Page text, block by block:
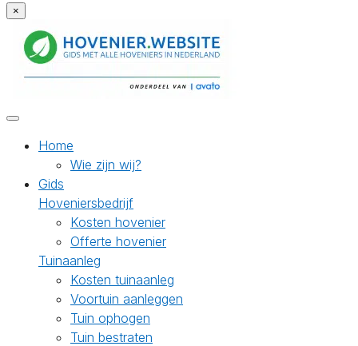
×
Home
Wie zijn wij?
Gids
Hoveniersbedrijf
Kosten hovenier
Offerte hovenier
Tuinaanleg
Kosten tuinaanleg
Voortuin aanleggen
Tuin ophogen
Tuin bestraten